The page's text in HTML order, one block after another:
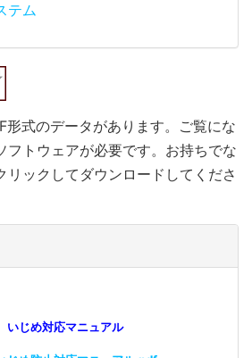
テム
形式のデータがあります。ご覧にな
フトウェアが必要です。お持ちでな
リックしてダウンロードしてくださ
いじめ対応マニュアル